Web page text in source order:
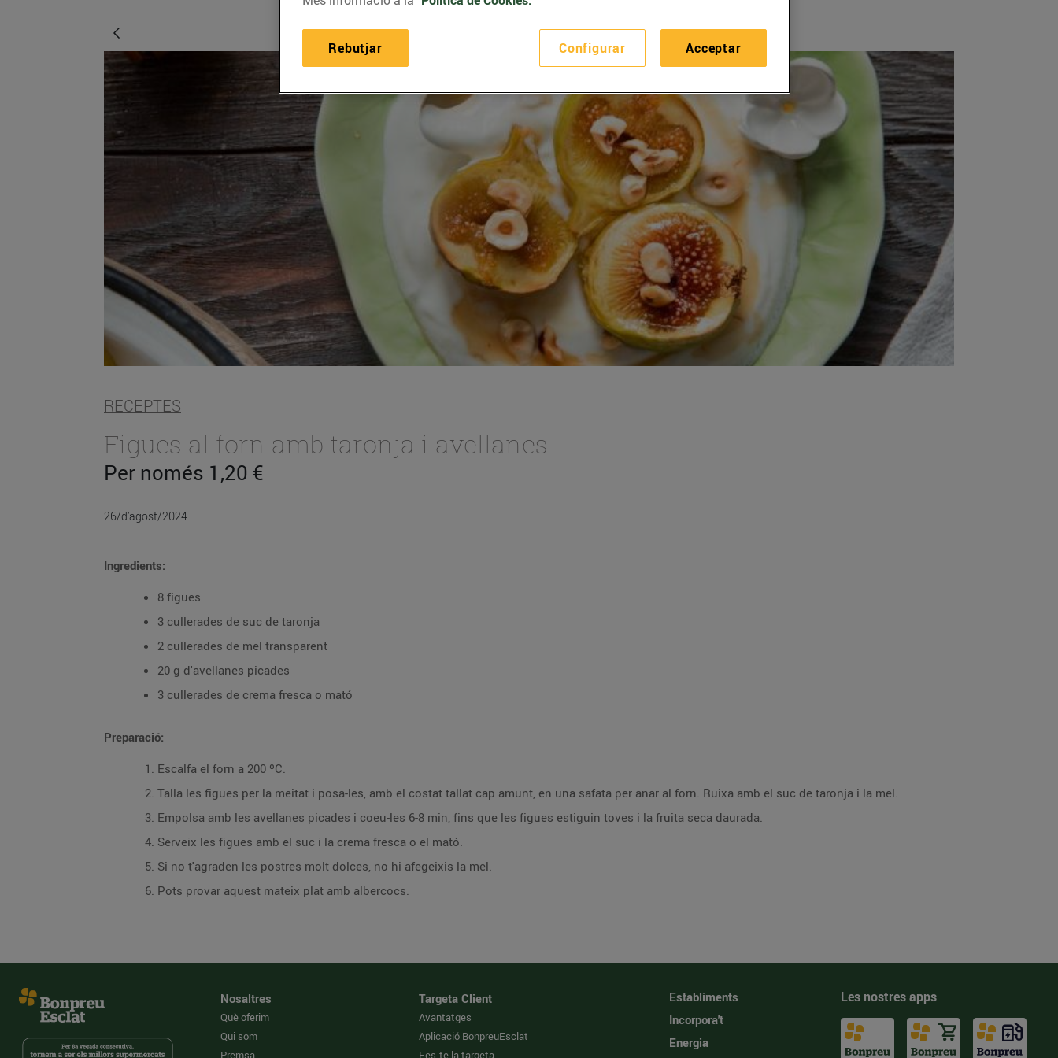
RECEPTES
Figues al forn amb taronja i avellanes
Per només 1,20 €
26/d’agost/2024
Ingredients:
8 figues
3 cullerades de suc de taronja
2 cullerades de mel transparent
20 g d'avellanes picades
3 cullerades de crema fresca o mató
Preparació:
Escalfa el forn a 200 ºC.
Talla les figues per la meitat i posa-les, amb el costat tallat cap amunt, en una safata per anar al forn. Ruixa amb el suc de taronja i la mel.
Empolsa amb les avellanes picades i coeu-les 6-8 min, fins que les figues estiguin toves i la fruita seca daurada.
Serveix les figues amb el suc i la crema fresca o el mató.
Si no t'agraden les postres molt dolces, no hi afegeixis la mel.
Pots provar aquest mateix plat amb albercocs.
Nosaltres
Què oferim
Qui som
Premsa
Targeta Client
Avantatges
Aplicació BonpreuEsclat
Fes-te la targeta
Establiments
Incorpora't
Energia
Les nostres apps
Configurar
Rebutjar Acceptar